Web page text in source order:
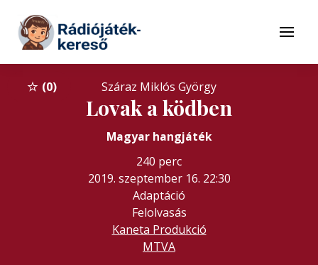
Tovább a tartalomhoz
Menü
0 Száraz Miklós György
Lovak a ködben
Magyar hangjáték
240 perc
2019. szeptember 16. 22:30
Adaptáció
Felolvasás
Kaneta Produkció
MTVA